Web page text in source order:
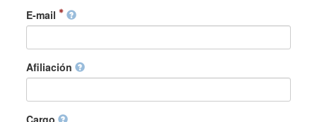
E-mail
Afiliación
Cargo